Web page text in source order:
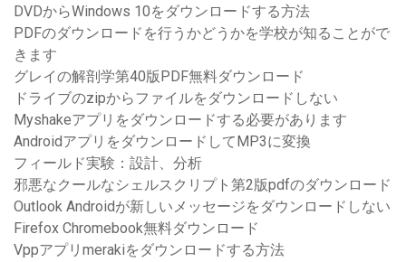
DVDからWindows 10をダウンロードする方法
PDFのダウンロードを行うかどうかを学校が知ることがで
きます
グレイの解剖学第40版PDF無料ダウンロード
ドライブのzipからファイルをダウンロードしない
Myshakeアプリをダウンロードする必要があります
AndroidアプリをダウンロードしてMP3に変換
フィールド実験：設計、分析
邪悪なクールなシェルスクリプト第2版pdfのダウンロード
Outlook Androidが新しいメッセージをダウンロードしない
Firefox Chromebook無料ダウンロード
Vppアプリmerakiをダウンロードする方法